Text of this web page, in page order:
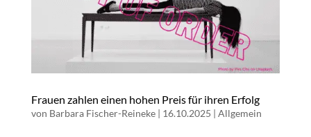
Frauen zahlen einen hohen Preis für ihren Erfolg
von Barbara Fischer-Reineke| 16.10.2025 | Allgemein